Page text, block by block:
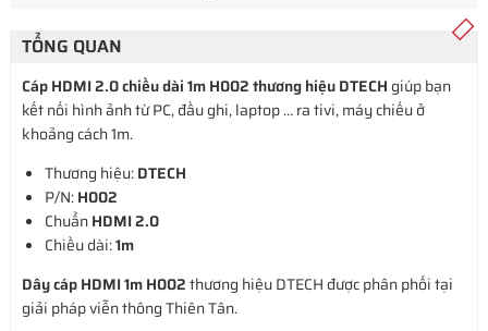
TỔNG QUAN
Cáp HDMI 2.0 chiều dài 1m H002 thương hiệu DTECH giúp bạn
kết nối hình ảnh từ PC, đầu ghi, laptop … ra tivi, máy chiếu ở
khoảng cách 1m.
Thương hiệu:DTECH
P/N:H002
ChuẩnHDMI 2.0
Chiều dài:1m
Dây cáp HDMI 1m H002thương hiệu DTECH được phân phối tại
giải pháp viễn thông Thiên Tân.